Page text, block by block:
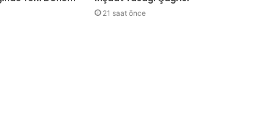
21 saat önce